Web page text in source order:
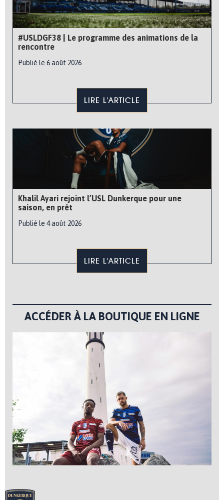
#USLDGF38 | Le programme des animations de la
rencontre
Publié le 6 août 2026
LIRE L'ARTICLE
Khalil Ayari rejoint l’USL Dunkerque pour une
saison, en prêt
Publié le 4 août 2026
LIRE L'ARTICLE
ACCÉDER À LA BOUTIQUE EN LIGNE